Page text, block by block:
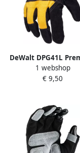
DeWalt DPG41L
Rundssplitleren
Handschoen |
1 webshop
€ 9,50